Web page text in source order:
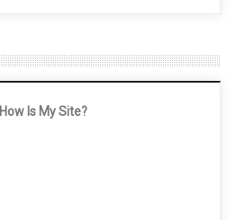
How Is My Site?